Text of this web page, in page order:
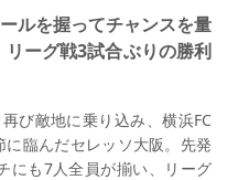
ルを握ってチャンスを量
ーグ戦3試合ぶりの勝利
び敵地に乗り込み、横浜FC
に臨んだセレッソ大阪。先発
にも7人全員が揃い、リーグ